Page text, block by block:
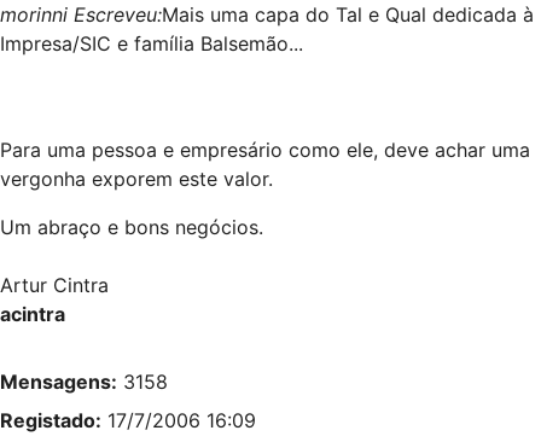
morinni Escreveu:Mais uma capa do Tal e Qual dedicada à
Impresa/SIC e família Balsemão...
Para uma pessoa e empresário como ele, deve achar uma
vergonha exporem este valor.
Um abraço e bons negócios.
Artur Cintra
acintra
Mensagens: 3158
Registado: 17/7/2006 16:09